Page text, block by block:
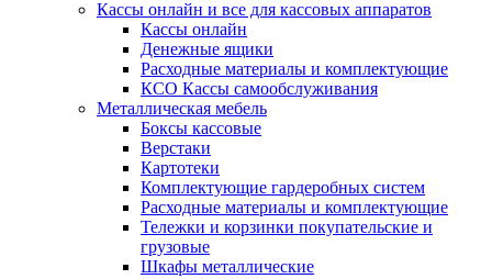
Кассы онлайн и все для кассовых аппаратов
Кассы онлайн
Денежные ящики
Расходные материалы и комплектующие
КСО Кассы самообслуживания
Металлическая мебель
Боксы кассовые
Верстаки
Картотеки
Комплектующие гардеробных систем
Расходные материалы и комплектующие
Тележки и корзинки покупательские и
грузовые
Шкафы металлические